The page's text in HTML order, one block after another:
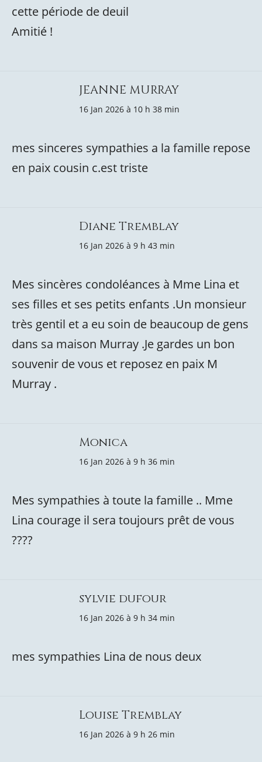
cette période de deuil
Amitié !
JEANNE MURRAY
16 Jan 2026 à 10 h 38 min
mes sinceres sympathies a la famille repose
en paix cousin c.est triste
Diane Tremblay
16 Jan 2026 à 9 h 43 min
Mes sincères condoléances à Mme Lina et
ses filles et ses petits enfants .Un monsieur
très gentil et a eu soin de beaucoup de gens
dans sa maison Murray .Je gardes un bon
souvenir de vous et reposez en paix M
Murray .
Monica
16 Jan 2026 à 9 h 36 min
Mes sympathies à toute la famille .. Mme
Lina courage il sera toujours prêt de vous
????
sylvie dufour
16 Jan 2026 à 9 h 34 min
mes sympathies Lina de nous deux
Louise Tremblay
16 Jan 2026 à 9 h 26 min